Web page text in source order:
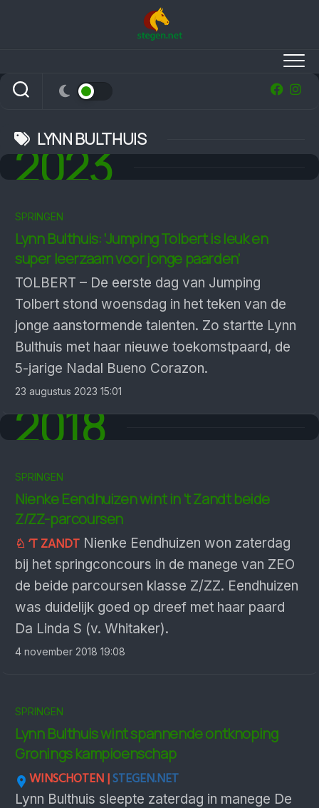
LYNN BULTHUIS
2023
SPRINGEN
Lynn Bulthuis: ‘Jumping Tolbert is leuk en
super leerzaam voor jonge paarden’
TOLBERT – De eerste dag van Jumping
Tolbert stond woensdag in het teken van de
jonge aanstormende talenten. Zo startte Lynn
Bulthuis met haar nieuwe toekomstpaard, de
5-jarige Nadal Bueno Corazon.
23 augustus 2023 15:01
2018
SPRINGEN
Nienke Eendhuizen wint in ’t Zandt beide
Z/ZZ-parcoursen
♘ ’T ZANDT Nienke Eendhuizen won zaterdag
bij het springconcours in de manege van ZEO
de beide parcoursen klasse Z/ZZ. Eendhuizen
was duidelijk goed op dreef met haar paard
Da Linda S (v. Whitaker).
4 november 2018 19:08
SPRINGEN
Lynn Bulthuis wint spannende ontknoping
Gronings kampioenschap
WINSCHOTEN |STEGEN.NET
Lynn Bulthuis sleepte zaterdag in manege De